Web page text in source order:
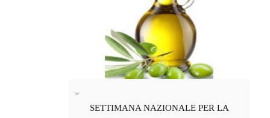
>
SETTIMANA NAZIONALE PER LA